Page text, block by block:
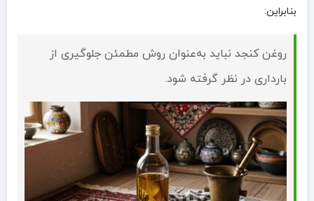
بنابراین:
روغن کنجد نباید به‌عنوان روش مطمئن جلوگیری از
بارداری در نظر گرفته شود.